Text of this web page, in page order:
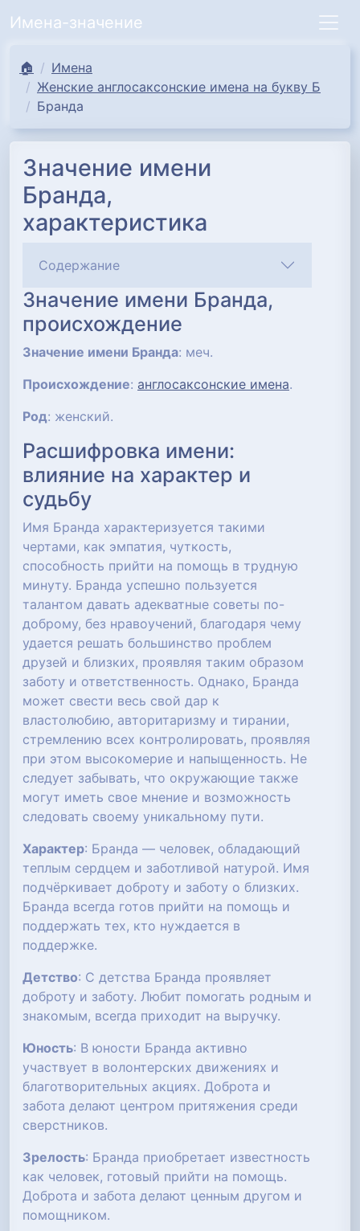
Имена-значение
🏠
Имена
Женские англосаксонские имена на букву Б
Бранда
Значение имени
Бранда,
характеристика
Содержание
Значение имени Бранда,
происхождение
Значение имени Бранда: меч.
Происхождение: англосаксонские имена.
Род: женский.
Расшифровка имени:
влияние на характер и
судьбу
Имя Бранда характеризуется такими
чертами, как эмпатия, чуткость,
способность прийти на помощь в трудную
минуту. Бранда успешно пользуется
талантом давать адекватные советы по-
доброму, без нравоучений, благодаря чему
удается решать большинство проблем
друзей и близких, проявляя таким образом
заботу и ответственность. Однако, Бранда
может свести весь свой дар к
властолюбию, авторитаризму и тирании,
стремлению всех контролировать, проявляя
при этом высокомерие и напыщенность. Не
следует забывать, что окружающие также
могут иметь свое мнение и возможность
следовать своему уникальному пути.
Характер: Бранда — человек, обладающий
теплым сердцем и заботливой натурой. Имя
подчёркивает доброту и заботу о близких.
Бранда всегда готов прийти на помощь и
поддержать тех, кто нуждается в
поддержке.
Детство: С детства Бранда проявляет
доброту и заботу. Любит помогать родным и
знакомым, всегда приходит на выручку.
Юность: В юности Бранда активно
участвует в волонтерских движениях и
благотворительных акциях. Доброта и
забота делают центром притяжения среди
сверстников.
Зрелость: Бранда приобретает известность
как человек, готовый прийти на помощь.
Доброта и забота делают ценным другом и
помощником.